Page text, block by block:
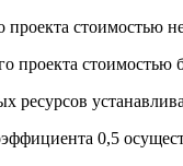
стоимостью
проекта стоимостью
0,5